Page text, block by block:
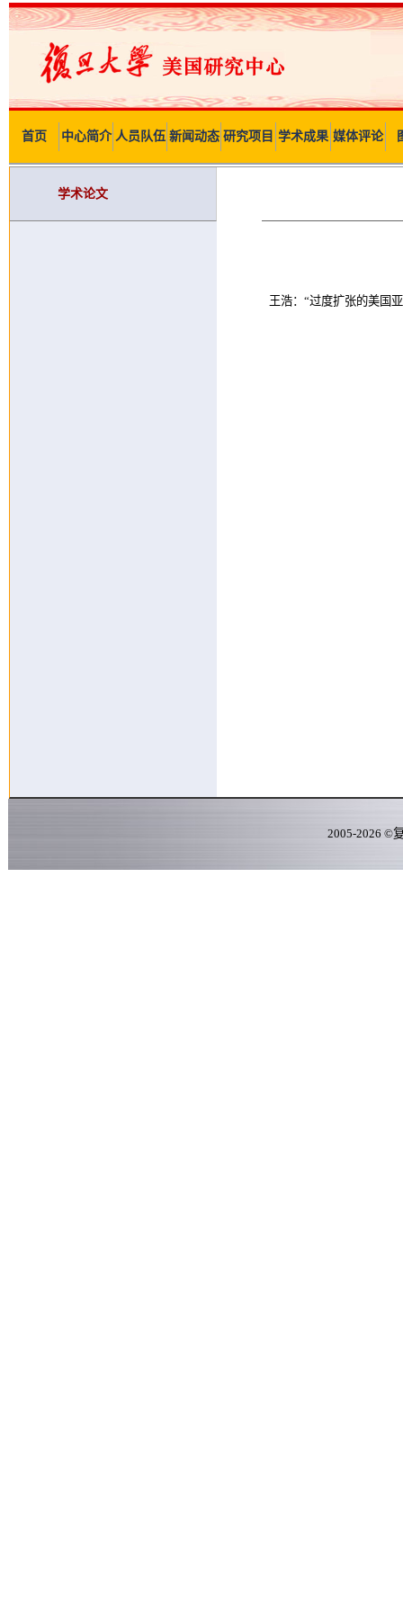
首页 中心简介 人员队伍 新闻动态 研究项目 学术成果 媒体评论
学术论文
王浩：“过度扩张的美国
2005-2026 ©